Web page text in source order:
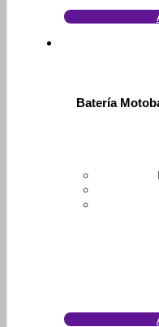
Batería